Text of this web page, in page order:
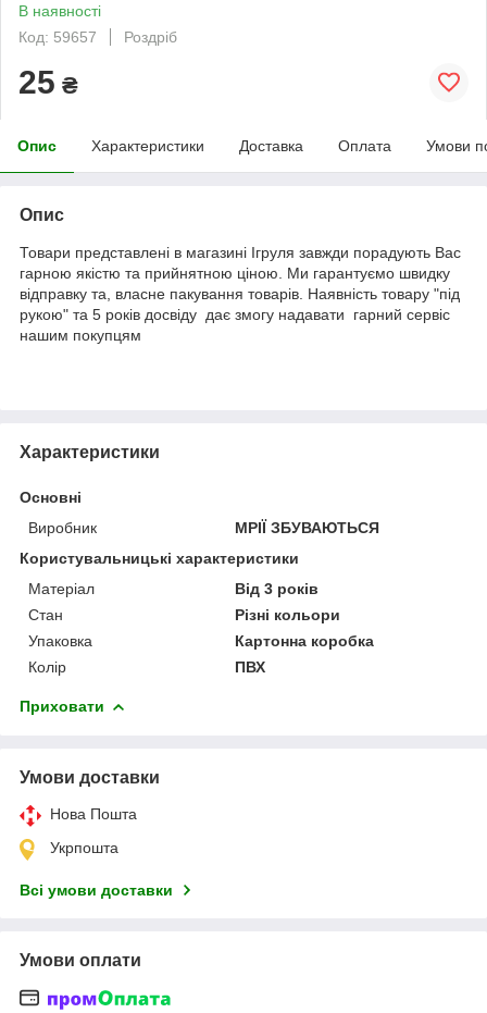
В наявності
Код: 59657
Роздріб
25 ₴
Опис Характеристики Доставка Оплата Умови
Опис
Товари представлені в магазині Ігруля завжди порадують Вас
гарною якістю та прийнятною ціною. Ми гарантуємо швидку
відправку та, власне пакування товарів. Наявність товару "під
рукою" та 5 років досвіду дає змогу надавати гарний сервіс
нашим покупцям
Характеристики
Основні
Виробник
МРІЇ ЗБУВАЮТЬСЯ
Користувальницькі характеристики
Матеріал
Від 3 років
Стан
Різні кольори
Упаковка
Картонна коробка
Колір
ПВХ
Приховати
Умови доставки
Нова Пошта
Укрпошта
Всі умови доставки
Умови оплати